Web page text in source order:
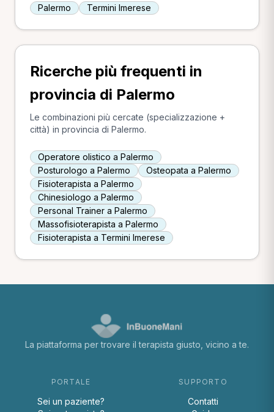
Palermo Termini Imerese
Ricerche più frequenti in
provincia di Palermo
Le combinazioni più cercate (specializzazione +
città) in provincia di Palermo.
Operatore olistico a Palermo
Posturologo a Palermo
Osteopata a Palermo
Fisioterapista a Palermo
Chinesiologo a Palermo
Personal Trainer a Palermo
Massofisioterapista a Palermo
Fisioterapista a Termini Imerese
La piattaforma per trovare il terapista giusto, vicino a te.
PORTALE
Sei un paziente?
SUPPORTO
Contatti